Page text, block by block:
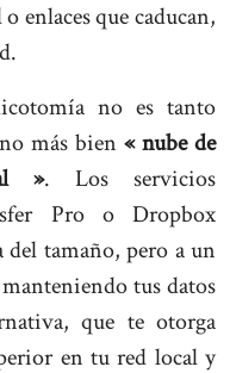
enlaces que caducan,
no es tanto
más bien « nube de
». Los servicios
Pro o Dropbox
del tamaño, pero a un
tus datos
que te otorga
en tu red local y